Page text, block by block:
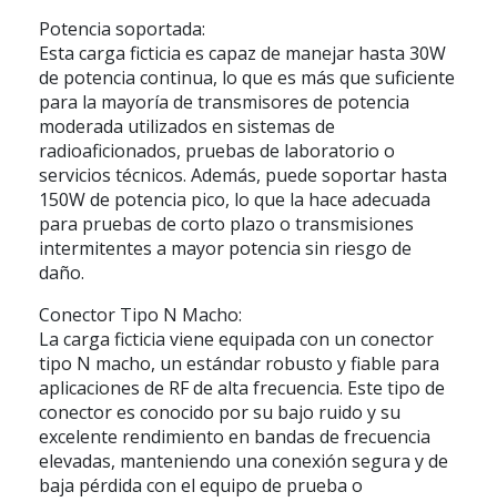
Potencia soportada:
Esta carga ficticia es capaz de manejar hasta 30W
de potencia continua, lo que es más que suficiente
para la mayoría de transmisores de potencia
moderada utilizados en sistemas de
radioaficionados, pruebas de laboratorio o
servicios técnicos. Además, puede soportar hasta
150W de potencia pico, lo que la hace adecuada
para pruebas de corto plazo o transmisiones
intermitentes a mayor potencia sin riesgo de
daño.
Conector Tipo N Macho:
La carga ficticia viene equipada con un conector
tipo N macho, un estándar robusto y fiable para
aplicaciones de RF de alta frecuencia. Este tipo de
conector es conocido por su bajo ruido y su
excelente rendimiento en bandas de frecuencia
elevadas, manteniendo una conexión segura y de
baja pérdida con el equipo de prueba o